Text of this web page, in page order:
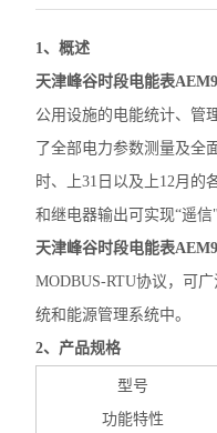
AWT
ADW300
ADW400环保监测模块
数字式多功能电力仪表
导轨式电能表
APM网络电力仪表
多用户计量表
1、概述
天津峰谷时段电能表
公用设施的电能统计、管
了全部电力参数测量及全
时、上31日以及上12月的
和继电器输出可实现“遥
天津峰谷时段电能表
MODBUS-RTU协议，可
统和能源管理系统中。
2、产品规格
型号
功能特性